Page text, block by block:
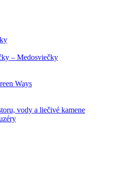
– Medosviečky
Ways
vody a liečivé kamene